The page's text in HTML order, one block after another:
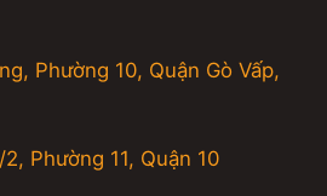
Phường 10, Quận Gò Vấp,
Phường 11, Quận 10